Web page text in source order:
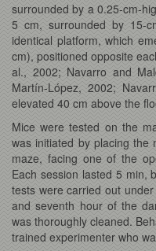
surrounded by a 0.25-cm-
5 cm, surrounded by 15-
identical platform, which
cm), positioned opposite
al., 2002; Navarro and
Martín-López, 2002;
elevated 40 cm above the
Mice were tested on the
was initiated by placing the
maze, facing one of the
Each session lasted 5 min,
tests were carried out
and seventh hour of the
was thoroughly cleaned.
trained experimenter who